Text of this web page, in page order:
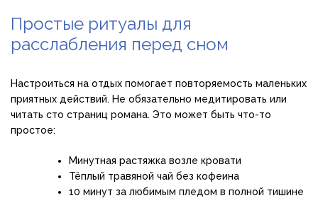
Простые ритуалы для
расслабления перед сном
Настроиться на отдых помогает повторяемость маленьких
приятных действий. Не обязательно медитировать или
читать сто страниц романа. Это может быть что-то
простое:
Минутная растяжка возле кровати
Тёплый травяной чай без кофеина
10 минут за любимым пледом в полной тишине